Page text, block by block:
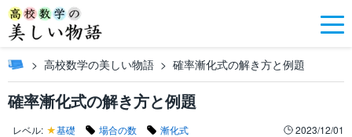
高校数学の美しい物語 確率漸化式の解き方と例題
確率漸化式の解き方と例題
レベル: ★基礎 場合の数 漸化式 2023/12/01